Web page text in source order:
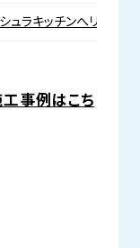
ュラキッチンへリノベ
事例はこち